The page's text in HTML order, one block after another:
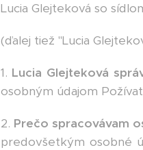
Lucia Glejteková so
(ďalej tiež "Lucia
1. Lucia Glejteková
osobným údajom
2. Prečo spracovávam
predovšetkým osobné